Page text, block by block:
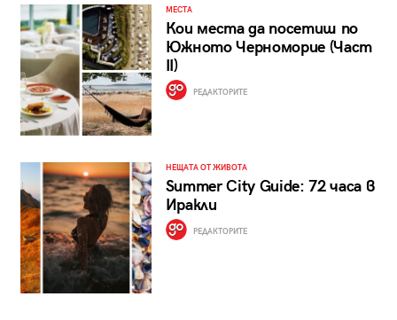
МЕСТА
Кои места да посетиш по
Южното Черноморие (Част
II)
РЕДАКТОРИТЕ
НЕЩАТА ОТ ЖИВОТА
Summer City Guide: 72 часа в
Иракли
РЕДАКТОРИТЕ